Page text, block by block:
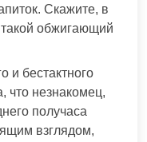
Скажите, в
обжигающий
и бестактного
что незнакомец,
получаса
взглядом,